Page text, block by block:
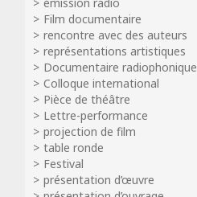
Film documentaire
rencontre avec des auteurs
représentations artistiques
Documentaire radiophonique
Colloque international
Pièce de théâtre
Lettre-performance
projection de film
table ronde
Festival
présentation d’œuvre